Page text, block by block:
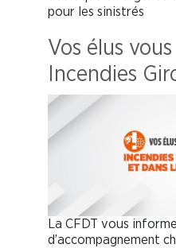
pour les sinistrés
Vos élus
Incendies
La CFDT vous
d’accompagnement